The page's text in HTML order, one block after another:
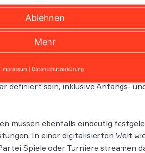
Klauseln
auch um Bonusstrukturen, den
definiert sein, inklusive Anfangs-
müssen ebenfalls eindeutig
In einer digitalisierten Welt
Spiele oder Turniere streamen
Ablehnen
Mehr
Impressum Datenschutzerklärung